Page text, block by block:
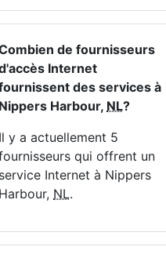
bas:10Mbps
1Mbps
Maintenant
de fournisseurs
Internet
des services à
Nippers Harbour, NL?
Il y a actuellement 5
qui offrent un
service Internet à Nippers
Harbour, NL.